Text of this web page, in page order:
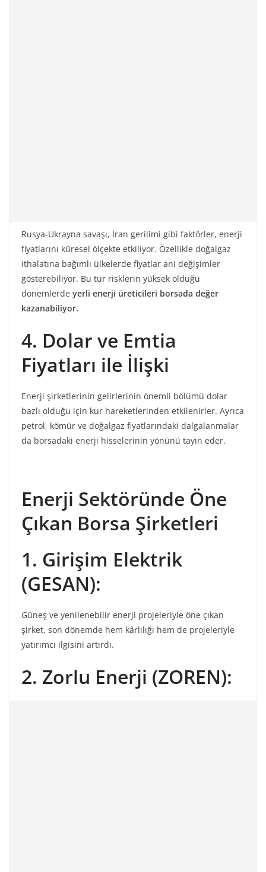
Rusya-Ukrayna savaşı, İran gerilimi gibi faktörler, enerji
fiyatlarını küresel ölçekte etkiliyor. Özellikle doğalgaz
ithalatına bağımlı ülkelerde fiyatlar ani değişimler
gösterebiliyor. Bu tür risklerin yüksek olduğu
dönemlerde yerli enerji üreticileri borsada değer
kazanabiliyor.
4. Dolar ve Emtia
Fiyatları ile İlişki
Enerji şirketlerinin gelirlerinin önemli bölümü dolar
bazlı olduğu için kur hareketlerinden etkilenirler. Ayrıca
petrol, kömür ve doğalgaz fiyatlarındaki dalgalanmalar
da borsadaki enerji hisselerinin yönünü tayin eder.
Enerji Sektöründe Öne
Çıkan Borsa Şirketleri
1. Girişim Elektrik
(GESAN):
Güneş ve yenilenebilir enerji projeleriyle öne çıkan
şirket, son dönemde hem kârlılığı hem de projeleriyle
yatırımcı ilgisini artırdı.
2. Zorlu Enerji (ZOREN):